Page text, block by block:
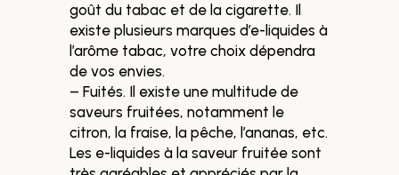
goût du tabac et de la cigarette. Il
existe plusieurs marques d’e-liquides à
l’arôme tabac, votre choix dépendra
de vos envies.
– Fuités. Il existe une multitude de
saveurs fruitées, notamment le
citron, la fraise, la pêche, l’ananas, etc.
Les e-liquides à la saveur fruitée sont